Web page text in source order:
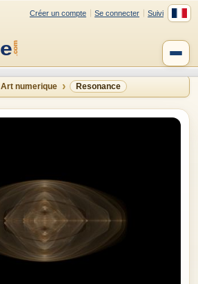
Créer un compte Se connecter Suivi
Art numerique Resonance